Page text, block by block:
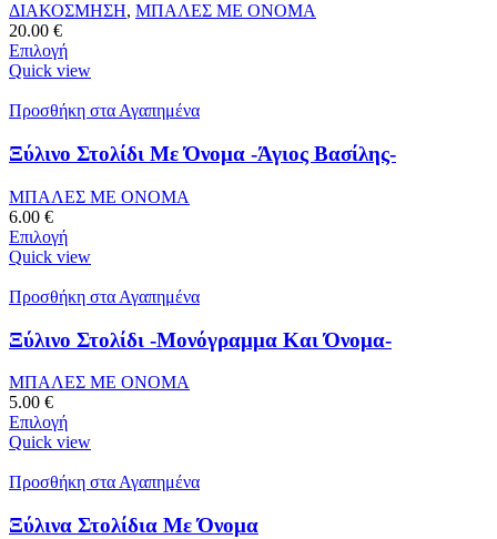
ΔΙΑΚΟΣΜΗΣΗ, ΜΠΑΛΕΣ ΜΕ ΟΝΟΜΑ
20.00 €
Επιλογή
Quick view
Προσθήκη στα Αγαπημένα
Ξύλινο Στολίδι Με Όνομα -Άγιος Βασίλης-
ΜΠΑΛΕΣ ΜΕ ΟΝΟΜΑ
6.00 €
Επιλογή
Quick view
Προσθήκη στα Αγαπημένα
Ξύλινο Στολίδι -Μονόγραμμα Και Όνομα-
ΜΠΑΛΕΣ ΜΕ ΟΝΟΜΑ
5.00 €
Επιλογή
Quick view
Προσθήκη στα Αγαπημένα
Ξύλινα Στολίδια Με Όνομα